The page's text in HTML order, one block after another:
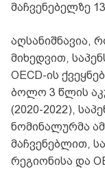
მაჩვენებელზე
აღსანიშნავია,
მიხედვით,
OECD-ის
ბოლო 3 წლის
(2020-2022),
ნომინალურმა
მაჩვენებლით,
რეგიონისა და